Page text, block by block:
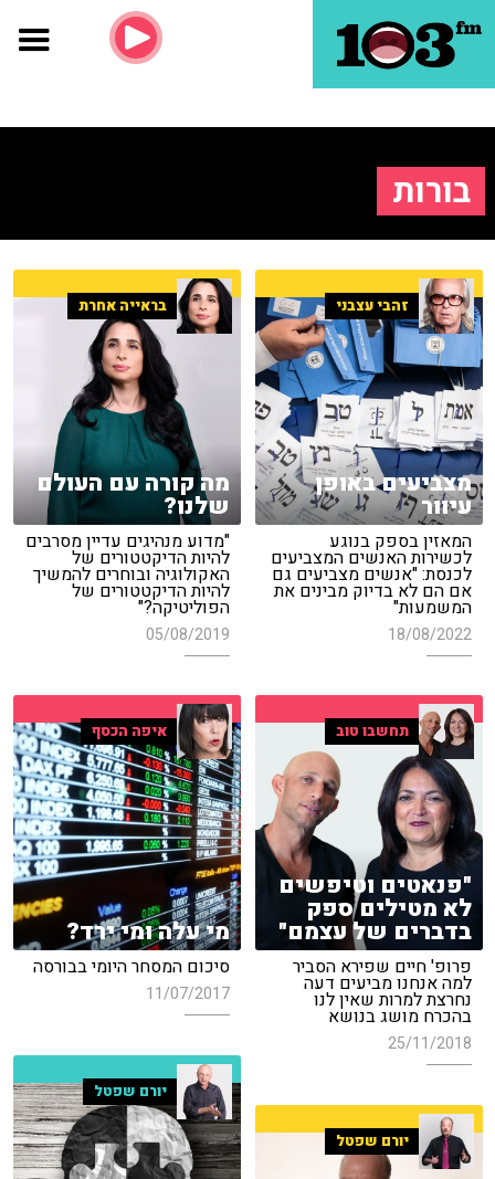
בורות
זהבי עצבני
מצביעים באופן
עיוור
המאזין בספק בנוגע
לכשירות האנשים המצביעים
לכנסת: "אנשים מצביעים גם
אם הם לא בדיוק מבינים את
המשמעות"
18/08/2022
בראייה אחרת
מה קורה עם העולם
שלנו?
"מדוע מנהיגים עדיין מסרבים
להיות הדיקטטורים של
האקולוגיה ובוחרים להמשיך
להיות הדיקטטורים של
הפוליטיקה?"
05/08/2019
תחשבו טוב
"פנאטים וטיפשים
לא מטילים ספק
בדברים של עצמם"
פרופ' חיים שפירא הסביר
למה אנחנו מביעים דעה
נחרצת למרות שאין לנו
בהכרח מושג בנושא
25/11/2018
איפה הכסף
מי עלה ומי ירד?
סיכום המסחר היומי בבורסה
11/07/2017
יורם שפטל
יורם שפטל